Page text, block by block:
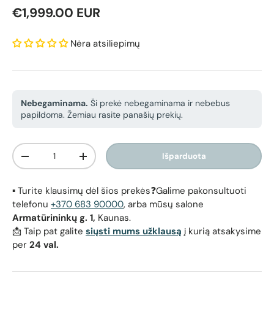
Reguliari kaina
€1,999.00 EUR
Nėra atsiliepimų
Nebegaminama. Ši prekė nebegaminama ir nebebus
papildoma. Žemiau rasite panašių prekių.
Kiekis
Sumažinti kiekįPadidinti kiekį Išparduota
▪️ Turite klausimų dėl šios prekės❓Galime pakonsultuoti
telefonu +370 683 90000, arba mūsų salone
Armatūrininkų g. 1, Kaunas.
📩 Taip pat galite siųsti mums užklausą į kurią atsakysime
per 24 val.